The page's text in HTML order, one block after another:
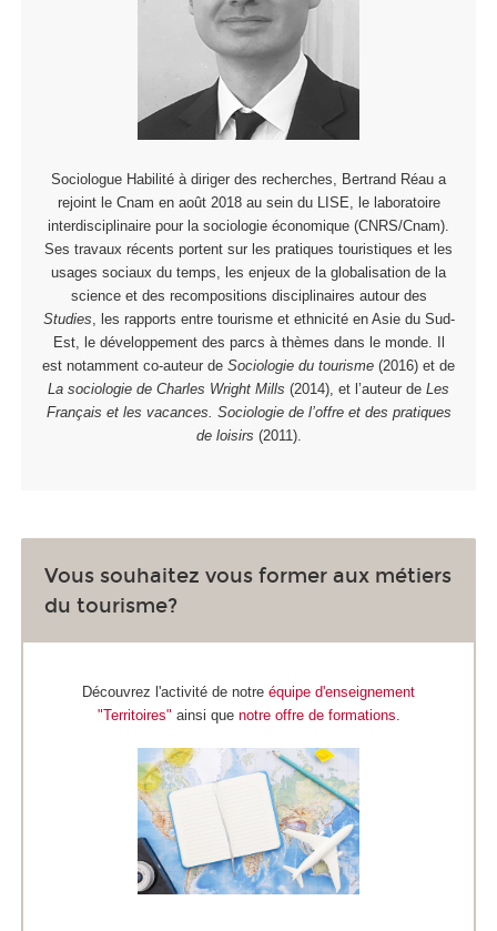
Sociologue Habilité à diriger des recherches, Bertrand Réau a
rejoint le Cnam en août 2018 au sein du LISE, le laboratoire
interdisciplinaire pour la sociologie économique (CNRS/Cnam).
Ses travaux récents portent sur les pratiques touristiques et les
usages sociaux du temps, les enjeux de la globalisation de la
science et des recompositions disciplinaires autour des
Studies, les rapports entre tourisme et ethnicité en Asie du Sud-
Est, le développement des parcs à thèmes dans le monde. Il
est notamment co-auteur de Sociologie du tourisme (2016) et de
La sociologie de Charles Wright Mills (2014), et l’auteur de Les
Français et les vacances. Sociologie de l’offre et des pratiques
de loisirs (2011).
Vous souhaitez vous former aux métiers
du tourisme?
Découvrez l'activité de notre équipe d'enseignement
"Territoires" ainsi que notre offre de formations